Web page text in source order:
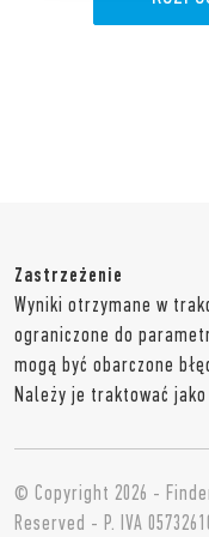
Zastrzeżenie
Wyniki otrzymane w
ograniczone do
mogą być obarczone
Należy je traktować
© Copyright 2026 -
Reserved - P. IVA